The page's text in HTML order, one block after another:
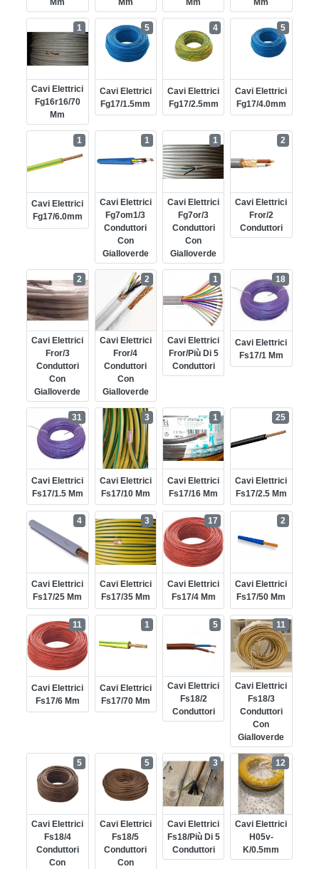
Mm Mm Mm Mm
Cavi Elettrici
Fg16r16/70
Mm
1
Cavi Elettrici
Fg17/1.5mm
5
Cavi Elettrici
Fg17/2.5mm
4
Cavi Elettrici
Fg17/4.0mm
5
Cavi Elettrici
Fg17/6.0mm
1
Cavi Elettrici
Fg7om1/3
Conduttori
Con
Gialloverde
1
Cavi Elettrici
Fg7or/3
Conduttori
Con
Gialloverde
1
Cavi Elettrici
Fror/2
Conduttori
2
Cavi Elettrici
Fror/3
Conduttori
Con
Gialloverde
2
Cavi Elettrici
Fror/4
Conduttori
Con
Gialloverde
2
Cavi Elettrici
Fror/più Di 5
Conduttori
1
Cavi Elettrici
Fs17/1 Mm
18
Cavi Elettrici
Fs17/1.5 Mm
31
Cavi Elettrici
Fs17/10 Mm
3
Cavi Elettrici
Fs17/16 Mm
1
Cavi Elettrici
Fs17/2.5 Mm
25
Cavi Elettrici
Fs17/25 Mm
4
Cavi Elettrici
Fs17/35 Mm
3
Cavi Elettrici
Fs17/4 Mm
17
Cavi Elettrici
Fs17/50 Mm
2
Cavi Elettrici
Fs17/6 Mm
11
Cavi Elettrici
Fs17/70 Mm
1
Cavi Elettrici
Fs18/2
Conduttori
5
Cavi Elettrici
Fs18/3
Conduttori
Con
Gialloverde
11
Cavi Elettrici
Fs18/4
Conduttori
Con
5
Cavi Elettrici
Fs18/5
Conduttori
Con
5
Cavi Elettrici
Fs18/più Di 5
Conduttori
3
Cavi Elettrici
H05v-
K/0.5mm
12